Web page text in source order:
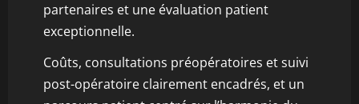
partenaires et une évaluation patient
exceptionnelle.
Coûts, consultations préopératoires et suivi
post-opératoire clairement encadrés, et un